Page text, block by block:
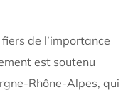
de l’importance
est soutenu
Rhône-Alpes, qui